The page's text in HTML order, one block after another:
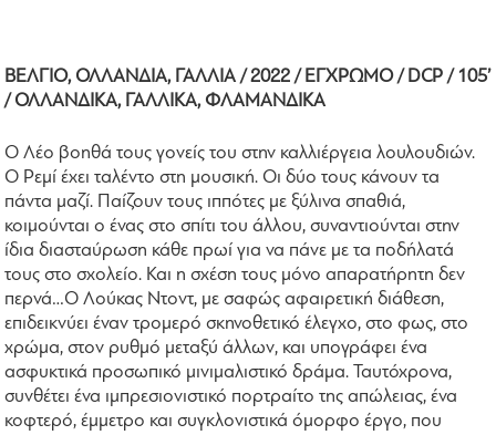
ΒΕΛΓΙΟ, ΟΛΛΑΝΔΙΑ, ΓΑΛΛΙΑ / 2022 / ΕΓΧΡΩΜΟ / DCP / 105’
/ ΟΛΛΑΝΔΙΚΑ, ΓΑΛΛΙΚΑ, ΦΛΑΜΑΝΔΙΚΑ
O Λέο βοηθά τους γονείς του στην καλλιέργεια λουλουδιών.
Ο Ρεμί έχει ταλέντο στη μουσική. Οι δύο τους κάνουν τα
πάντα μαζί. Παίζουν τους ιππότες με ξύλινα σπαθιά,
κοιμούνται ο ένας στο σπίτι του άλλου, συναντιούνται στην
ίδια διασταύρωση κάθε πρωί για να πάνε με τα ποδήλατά
τους στο σχολείο. Και η σχέση τους μόνο απαρατήρητη δεν
περνά…O Λούκας Ντοντ, με σαφώς αφαιρετική διάθεση,
επιδεικνύει έναν τρομερό σκηνοθετικό έλεγχο, στο φως, στο
χρώμα, στον ρυθμό μεταξύ άλλων, και υπογράφει ένα
ασφυκτικά προσωπικό μινιμαλιστικό δράμα. Ταυτόχρονα,
συνθέτει ένα ιμπρεσιονιστικό πορτραίτο της απώλειας, ένα
κοφτερό, έμμετρο και συγκλονιστικά όμορφο έργο, που